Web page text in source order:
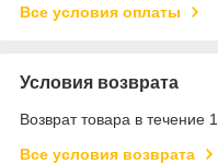
Все условия оплаты
Условия возврата
Возврат товара в течение
Все условия возврата